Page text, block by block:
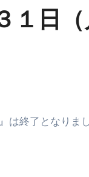
１日
は終了となりまし